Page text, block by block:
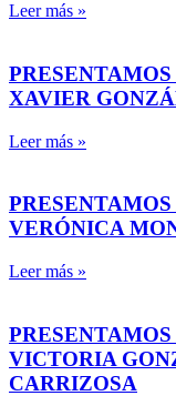
Leer más »
XAVIER
Leer más »
VERÓNICA
Leer más »
VICTORIA
CARRIZOSA